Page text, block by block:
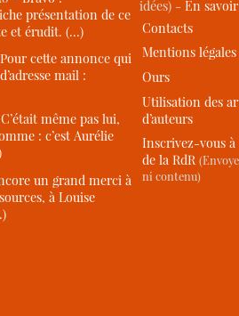
présentation de ce
et érudit. (…)
Pour cette annonce qui
mail :
C’était même pas lui,
: c’est Aurélie
un grand merci à
à Louise
idées) -En
Contacts
Mentions légales
Ours
Utilisation des
d’auteurs
Inscrivez-vous
de la RdR
ni contenu)